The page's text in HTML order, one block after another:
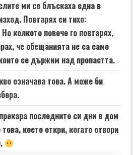
ми се блъскаха една в
Повтарях си тихо:
колкото повече го повтарях,
че обещанията не са само
се държим над пропастта.
означава това. А може би
последните си дни в дом
което откри, когато отвори